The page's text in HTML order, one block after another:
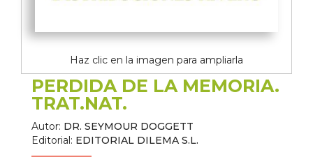
Haz clic en la imagen para ampliarla
PERDIDA DE LA MEMORIA.
TRAT.NAT.
Autor: DR. SEYMOUR DOGGETT
Editorial: EDITORIAL DILEMA S.L.